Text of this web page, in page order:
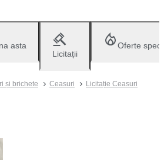
asta
Licitații
Oferte
și brichete Ceasuri
Licitație Ceasuri